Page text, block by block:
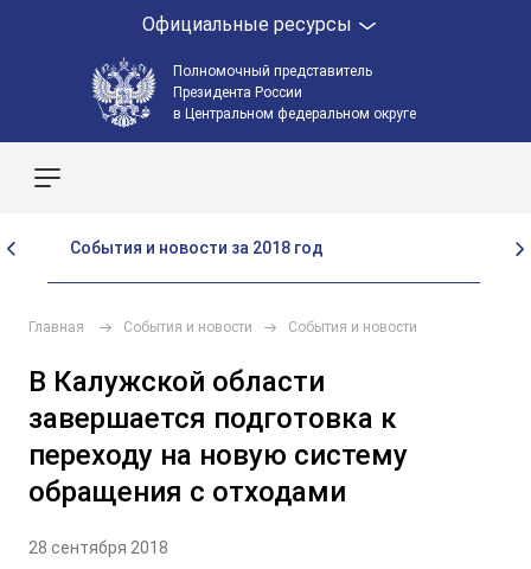
Полномочный представитель
Президента России
в Центральном федеральном округе
Официальные ресурсы
События и новости за 2018 год
Главная События и новости События и новости
В Калужской области
завершается подготовка к
переходу на новую систему
обращения с отходами
28 сентября 2018